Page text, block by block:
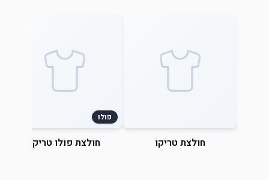
חולצת טריקו
פולו
חולצת פולו טריקו